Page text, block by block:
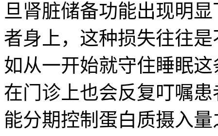
旦肾脏储备功能出现明
者身上，这种损失往往
如从一开始就守住睡眠
在门诊上也会反复叮嘱
能分期控制蛋白质摄入